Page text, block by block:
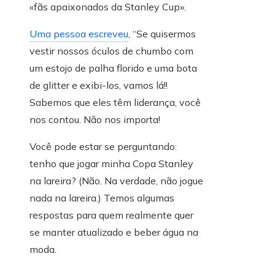
«fãs apaixonados da Stanley Cup».
Uma pessoa escreveu, “Se quisermos
vestir nossos óculos de chumbo com
um estojo de palha florido e uma bota
de glitter e exibi-los, vamos lá!!
Sabemos que eles têm liderança, você
nos contou. Não nos importa!
Você pode estar se perguntando:
tenho que jogar minha Copa Stanley
na lareira? (Não. Na verdade, não jogue
nada na lareira.) Temos algumas
respostas para quem realmente quer
se manter atualizado e beber água na
moda.